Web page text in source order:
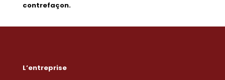
contrefaçon.
L’entreprise